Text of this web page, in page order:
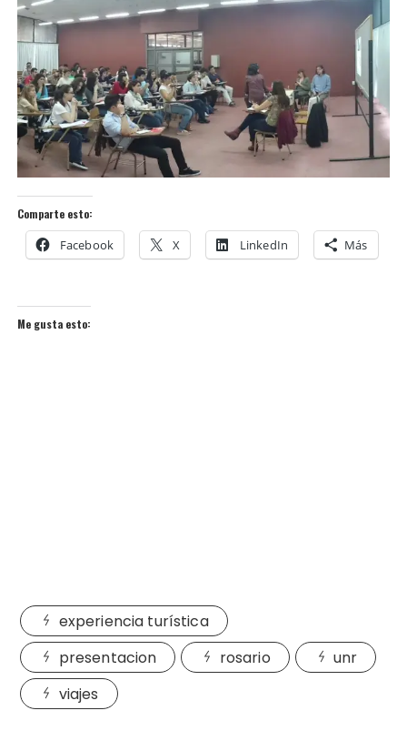
Comparte esto:
Facebook X LinkedIn Más
Me gusta esto:
experiencia turística
presentacion
rosario
unr
viajes